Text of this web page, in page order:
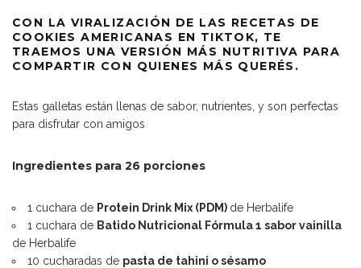
CON LA VIRALIZACIÓN DE LAS RECETAS DE
COOKIES AMERICANAS EN TIKTOK, TE
TRAEMOS UNA VERSIÓN MÁS NUTRITIVA PARA
COMPARTIR CON QUIENES MÁS QUERÉS.
Estas galletas están llenas de sabor, nutrientes, y son perfectas
para disfrutar con amigos
Ingredientes para 26 porciones
1 cuchara de Protein Drink Mix (PDM) de Herbalife
1 cuchara de Batido Nutricional Fórmula1 sabor vainilla
de Herbalife
10 cucharadas de pasta de tahini o sésamo